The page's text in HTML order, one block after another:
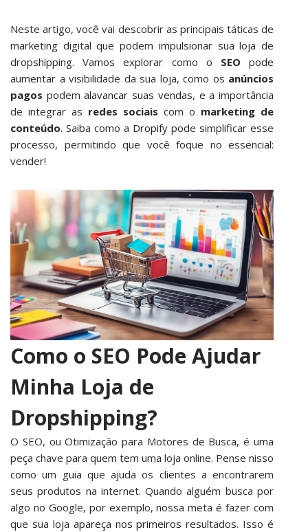
Neste artigo, você vai descobrir as principais táticas de
marketing digital que podem impulsionar sua loja de
dropshipping. Vamos explorar como o SEO pode
aumentar a visibilidade da sua loja, como os anúncios
pagos podemalavancar suas vendas, e a importância
de integrar as redes sociais com o marketing de
conteúdo. Saiba como a Dropify pode simplificar esse
processo, permitindo que você foque no essencial:
vender!
Como o SEO Pode Ajudar
Minha Loja de
Dropshipping?
O SEO, ou Otimização para Motores de Busca, é uma
peça chave para quem tem uma loja online. Pense nisso
como um guia que ajuda os clientes a encontrarem
seus produtos na internet. Quando alguém busca por
algo no Google, por exemplo, nossa meta é fazer com
que sua loja apareça nos primeiros resultados. Isso é